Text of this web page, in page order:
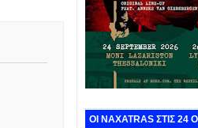
ΟΙ NAXATRAS ΣΤΙΣ